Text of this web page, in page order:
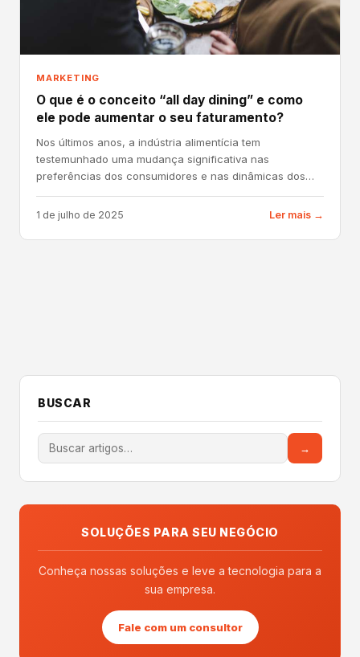
MARKETING
O que é o conceito “all day dining” e como
ele pode aumentar o seu faturamento?
Nos últimos anos, a indústria alimentícia tem
testemunhado uma mudança significativa nas
preferências dos consumidores e nas dinâmicas dos
1 de julho de 2025 Ler mais →
BUSCAR
→
SOLUÇÕES PARA SEU NEGÓCIO
Conheça nossas soluções e leve a tecnologia para a
sua empresa.
Fale com um consultor